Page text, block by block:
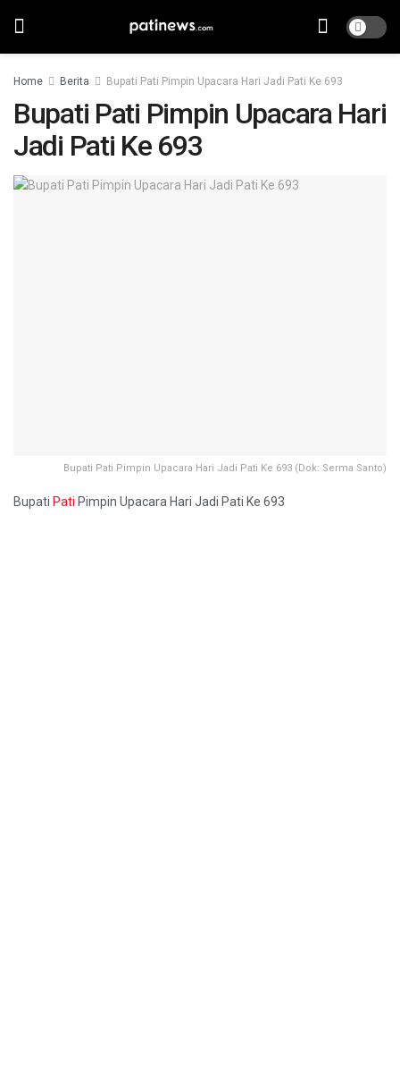
Home Berita Bupati Pati Pimpin Upacara Hari Jadi Pati Ke 693
Bupati Pati Pimpin Upacara Hari
Jadi Pati Ke 693
Bupati Pati Pimpin Upacara Hari Jadi Pati Ke 693 (Dok: Serma Santo)
Bupati Pati Pimpin Upacara Hari Jadi Pati Ke 693